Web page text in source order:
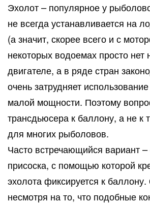
Эхолот – популярное у
не всегда устанавливается на
(а значит, скорее всего и с
некоторых водоемах просто нет
двигателе, а в ряде стран
очень затрудняет
малой мощности. Поэтому
трансдьюсера к баллону, а не к
для многих рыболовов.
Часто встречающийся вариант
присоска, с помощью которой
эхолота фиксируется к
несмотря на то, что подобные